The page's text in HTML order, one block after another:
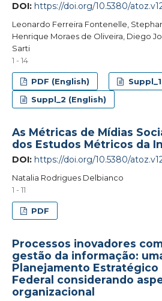
DOI: https://doi.org/10.5380/
Leonardo Ferreira Fontenelle,
Henrique Moraes de Oliveira, Diego
Sarti
1 - 14
PDF (English)
Suppl_2 (English)
As Métricas de Mídias
dos Estudos Métricos da
DOI: https://doi.org/10.5380/
Natalia Rodrigues Delbianco
1 - 11
PDF
Processos inovadores
gestão da informação:
Planejamento Estratégico
Federal considerando
organizacional